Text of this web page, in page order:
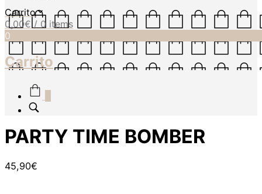
Carrito
0,00€ / 0 items
0
Carrito
PARTY TIME BOMBER
45,90€